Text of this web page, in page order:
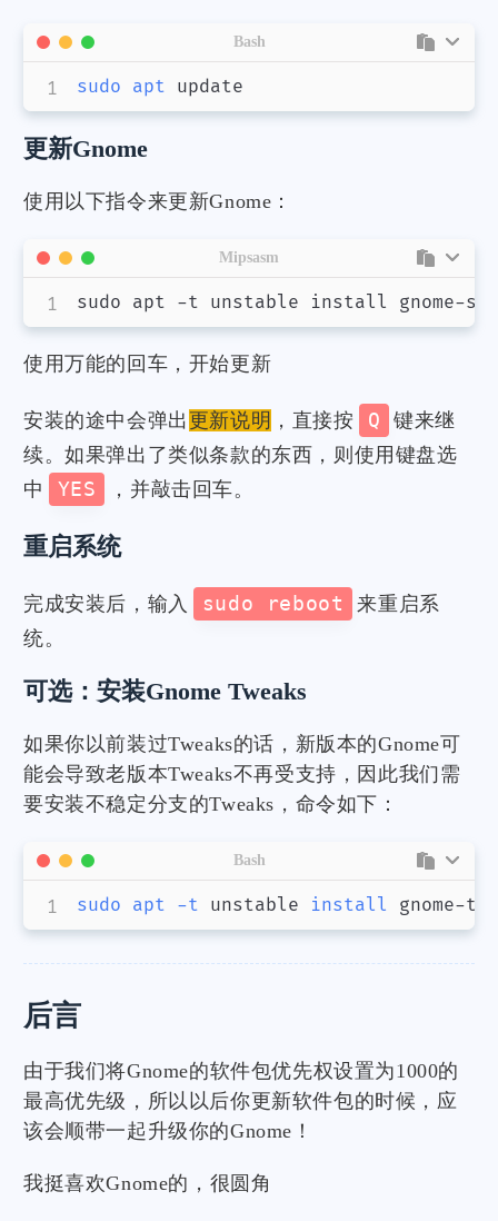
sudo apt update
Bash
更新Gnome
使用以下指令来更新Gnome：
sudo apt -t unstable install gnome-
Mipsasm
使用万能的回车，开始更新
安装的途中会弹出 更新说明 ，直接按 Q
键来继
续。如果弹出了类似条款的东西，则使用键盘选
中
YES ，并敲击回车。
重启系统
完成安装后，输入 sudo reboot
来重启系
统。
可选：安装Gnome Tweaks
如果你以前装过Tweaks的话，新版本的Gnome可
能会导致老版本Tweaks不再受支持，因此我们需
要安装不稳定分支的Tweaks，命令如下：
sudo apt -t unstable install gnome-
Bash
后言
由于我们将Gnome的软件包优先权设置为1000的
最高优先级，所以以后你更新软件包的时候，应
该会顺带一起升级你的Gnome！
我挺喜欢Gnome的，很圆角